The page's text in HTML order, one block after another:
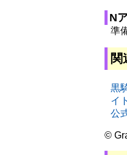
N
準
関
黒
イト
公
©